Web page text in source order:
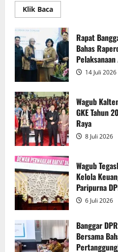
Klik BacaRead
more
Rapur
Penyampaian
Pendapat
Akhir
Gubernur
atas
Persetujuan
Bersama
Raperda
Pelaksanaan
APBD
2025
Rapat
Bahas
14 Juli 2026
Wagub
GKE Tahun
Raya
8 Juli 2026
Wagub
Kelola
Paripurna
6 Juli 2026
Banggar
Bersama